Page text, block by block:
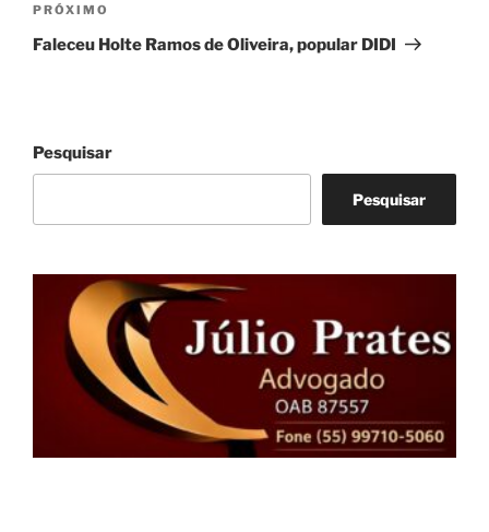
Próximo
post
PRÓXIMO
Faleceu Holte Ramos de Oliveira, popular DIDI
Pesquisar
Pesquisar